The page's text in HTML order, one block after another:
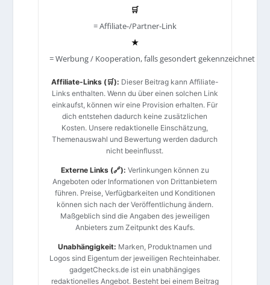
🛒
= Affiliate-/Partner-Link
★
= Werbung / Kooperation, falls gesondert gekennzeichnet
Affiliate-Links (🛒): Dieser Beitrag kann Affiliate-
Links enthalten. Wenn du über einen solchen Link
einkaufst, können wir eine Provision erhalten. Für
dich entstehen dadurch keine zusätzlichen
Kosten. Unsere redaktionelle Einschätzung,
Themenauswahl und Bewertung werden dadurch
nicht beeinflusst.
Externe Links (🔗): Verlinkungen können zu
Angeboten oder Informationen von Drittanbietern
führen. Preise, Verfügbarkeiten und Konditionen
können sich nach der Veröffentlichung ändern.
Maßgeblich sind die Angaben des jeweiligen
Anbieters zum Zeitpunkt des Kaufs.
Unabhängigkeit: Marken, Produktnamen und
Logos sind Eigentum der jeweiligen Rechteinhaber.
gadgetChecks.de ist ein unabhängiges
redaktionelles Angebot. Besteht bei einem Beitrag